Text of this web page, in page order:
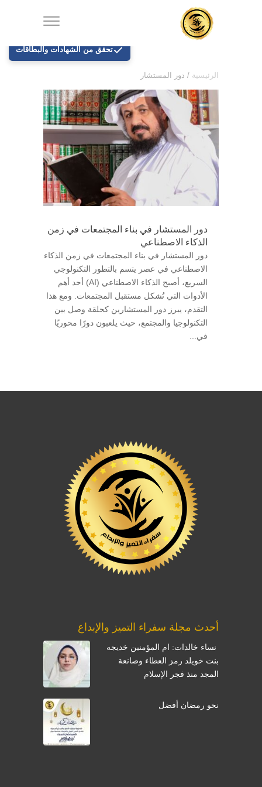
الرئيسية / دور المستشار
دور المستشار في بناء المجتمعات في زمن
الذكاء الاصطناعي
دور المستشار في بناء المجتمعات في زمن الذكاء
الاصطناعي في عصر يتسم بالتطور التكنولوجي
السريع، أصبح الذكاء الاصطناعي (AI) أحد أهم
الأدوات التي تُشكل مستقبل المجتمعات. ومع هذا
التقدم، يبرز دور المستشارين كحلقة وصل بين
التكنولوجيا والمجتمع، حيث يلعبون دورًا محوريًا
في...
أحدث مجلة سفراء التميز والإبداع
نساء خالدات: ام المؤمنين خديجه
بنت خويلد رمز العطاء وصانعة
المجد منذ فجر الإسلام
نحو رمضان أفضل
تحقق من الشهادات والبطاقات